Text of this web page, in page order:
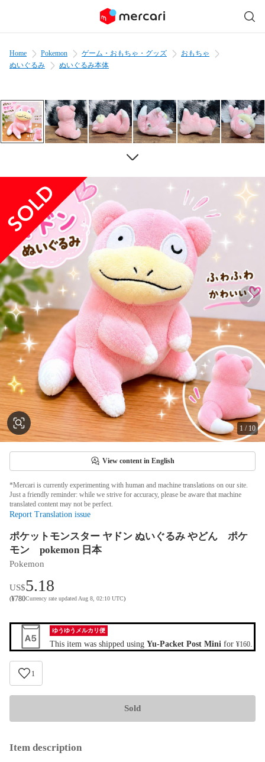
Home Pokemon ゲーム・おもちゃ・グッズ
おもちゃ
ぬいぐるみ
ぬいぐるみ本体
1 / 10
View content in English
*Mercari is currently experimenting with human and machine translations on our site.
Just a friendly reminder: while we strive for accuracy, please be aware that machine
translated content may not be perfect.
Report Translation issue
ポケットモンスター ヤドン ぬいぐるみ やどん ポケ
モン pokemon 日本
Pokemon
US$5.18
(¥780Currency rate updated Aug 8, 02:10 UTC)
ゆうゆうメルカリ便
This item was shipped using Yu-Packet Post Mini for ¥160
1
Sold
Item description